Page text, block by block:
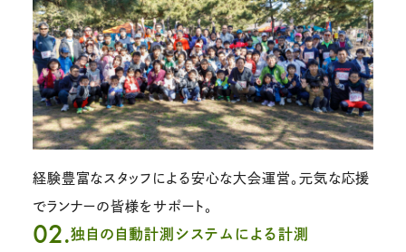
経験豊富なスタッフによる安心な大会運営。元気な応援
でランナーの皆様をサポート。
02.独自の自動計測システムによる計測